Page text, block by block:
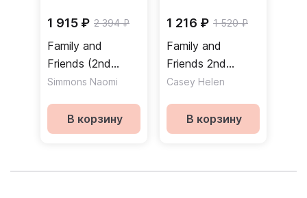
1 915 ₽ 2 394 ₽
Family and
Friends (2nd
Edition) 4 Class
Аудиодиски
Simmons Naomi
В корзину
1 216 ₽ 1 520 ₽
Family and
Friends 2nd
Edition 5
Practice Рабочая
тетрадь
Casey Helen
В корзину